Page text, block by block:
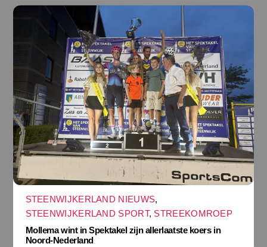
STEENWIJKERLAND NIEUWS,
STEENWIJKERLAND SPORT, STREEKOMROEP
Mollema wint in Spektakel zijn allerlaatste koers in
Noord-Nederland